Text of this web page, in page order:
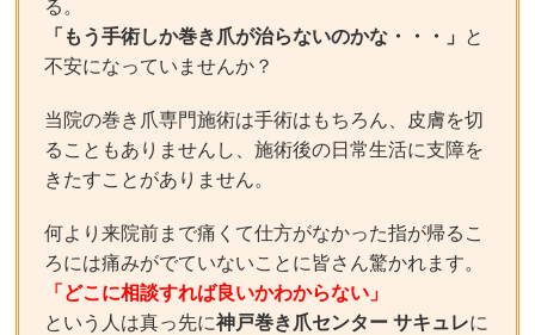
る。
「もう手術しか巻き爪が治らないのかな・・・」 と
不安になっていませんか？
当院の巻き爪専門施術は手術はもちろん、皮膚を切
ることもありませんし、施術後の日常生活に支障を
きたすことがありません。
何より来院前まで痛くて仕方がなかった指が帰るこ
ろには痛みがでていないことに皆さん驚かれます。
「どこに相談すれば良いかわからない」
という人は真っ先に神戸巻き爪センター サキュレに